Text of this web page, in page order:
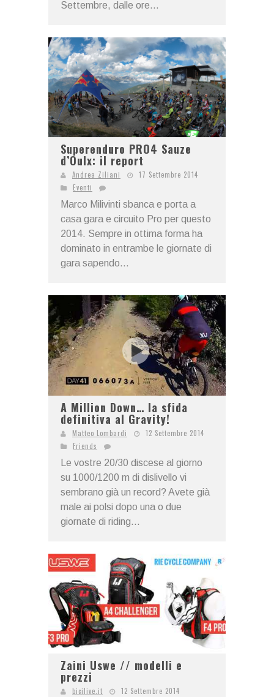
Settembre, dalle ore...
Superenduro PRO4 Sauze
d’Oulx: il report
Andrea Ziliani
17 Settembre 2014
Eventi
Marco Milivinti sbanca e porta a
casa gara e circuito Pro per questo
2014. Sempre in ottima forma ha
dominato in entrambe le giornate di
gara sapendo...
A Million Down… la sfida
definitiva al Gravity!
Matteo Lombardi
12 Settembre 2014
Friends
Le vostre 20/30 discese al giorno
su 1000/1200 m di dislivello vi
sembrano già un record? Avete già
male ai polsi dopo una o due
giornate di riding...
Zaini Uswe // modelli e
prezzi
bicilive.it
12 Settembre 2014